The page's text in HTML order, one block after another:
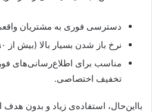
دسترسی فوری به مشتریان
نرخ باز شدن بسیار بالا (بیش از ۹۰٪).
مناسب برای اطلاع‌رسانی‌های
تخفیف اختصاصی.
بااین‌حال، استفاده‌ی زیاد و بدون هدف